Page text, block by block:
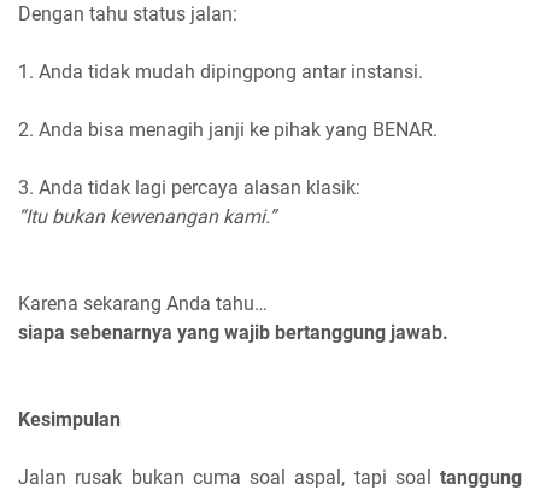
Dengan tahu status jalan:
1. Anda tidak mudah dipingpong antar instansi.
2. Anda bisa menagih janji ke pihak yang BENAR.
3. Anda tidak lagi percaya alasan klasik:
“Itu bukan kewenangan kami.”
Karena sekarang Anda tahu…
siapa sebenarnya yang wajib bertanggung jawab.
Kesimpulan
Jalan rusak bukan cuma soal aspal, tapi soal tanggung